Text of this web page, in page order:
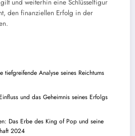
und weiterhin eine Schlüsselfigur
den finanziellen Erfolg in der
tiefgreifende Analyse seines Reichtums
und das Geheimnis seines Erfolgs
Das Erbe des King of Pop und seine
2024